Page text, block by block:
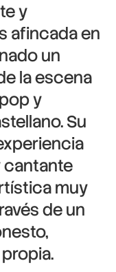
y
afincada en
un
la escena
y
Su
muy
de un